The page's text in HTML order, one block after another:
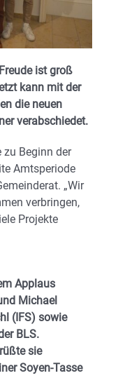
ist groß
kann mit der
die neuen
verabschiedet.
Beginn der
Amtsperiode
„Wir
verbringen,
Projekte
Applaus
Michael
(IFS) sowie
BLS.
sie
Soyen-Tasse